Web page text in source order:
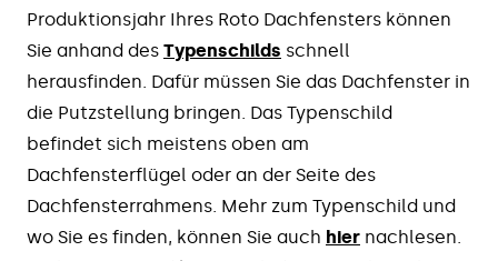
Produktionsjahr Ihres Roto Dachfensters können
Sie anhand des Typenschilds schnell
herausfinden. Dafür müssen Sie das Dachfenster in
die Putzstellung bringen. Das Typenschild
befindet sich meistens oben am
Dachfensterflügel oder an der Seite des
Dachfensterrahmens. Mehr zum Typenschild und
wo Sie es finden, können Sie auch hier nachlesen.